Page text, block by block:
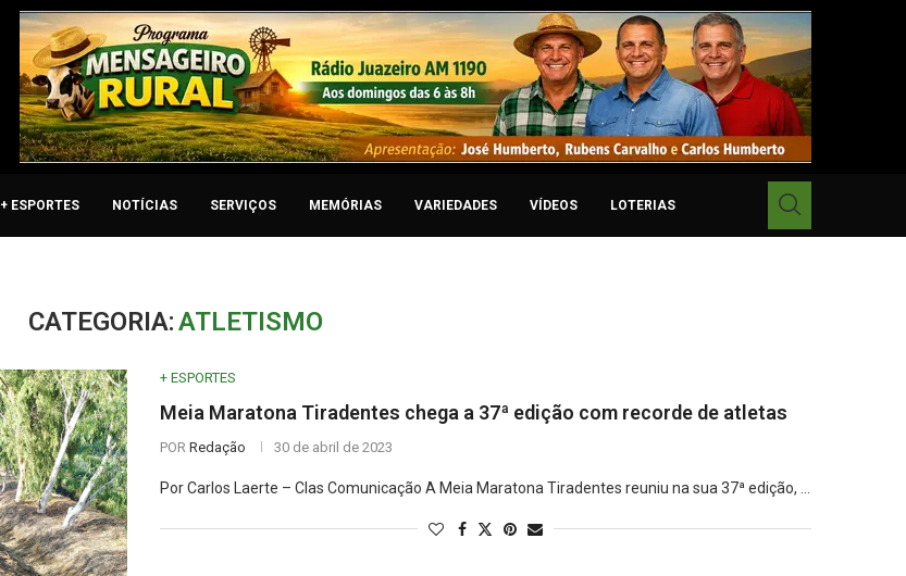
+ ESPORTES NOTÍCIAS SERVIÇOS MEMÓRIAS VARIEDADES VÍDEOS LOTERIAS
CATEGORIA:ATLETISMO
+ ESPORTES
Meia Maratona Tiradentes chega a 37ª edição com recorde de atletas
PORRedação 30 de abril de 2023
Por Carlos Laerte – Clas Comunicação A Meia Maratona Tiradentes reuniu na sua 37ª edição, …